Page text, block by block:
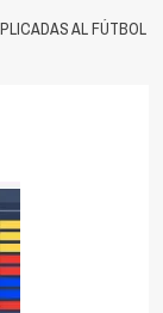
AL FÚTBOL